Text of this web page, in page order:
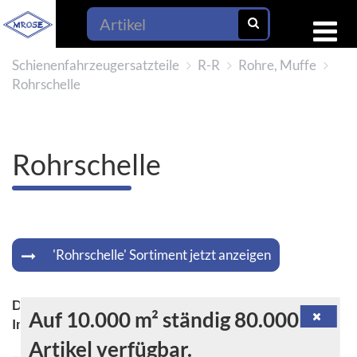
Schienenfahrzeugersatzteile R-R
Rohre, Muffe
Rohrschelle
Rohrschelle
'Rohrschelle' Sortiment jetzt anzeigen
Die Rohrschelle: Ein unverzichtbares Bauteil in der
Installationstechnik
Auf 10.000 m² ständig 80.000
Artikel verfügbar.